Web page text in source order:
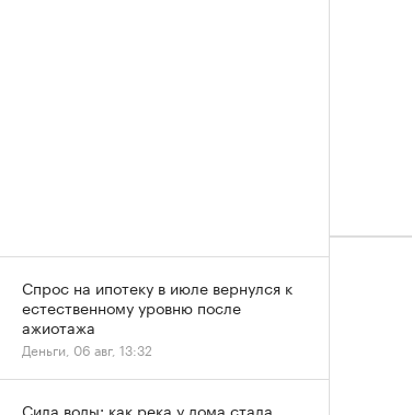
Спрос на ипотеку в июле вернулся к
естественному уровню после
ажиотажа
Деньги, 06 авг, 13:32
Сила воды: как река у дома стала